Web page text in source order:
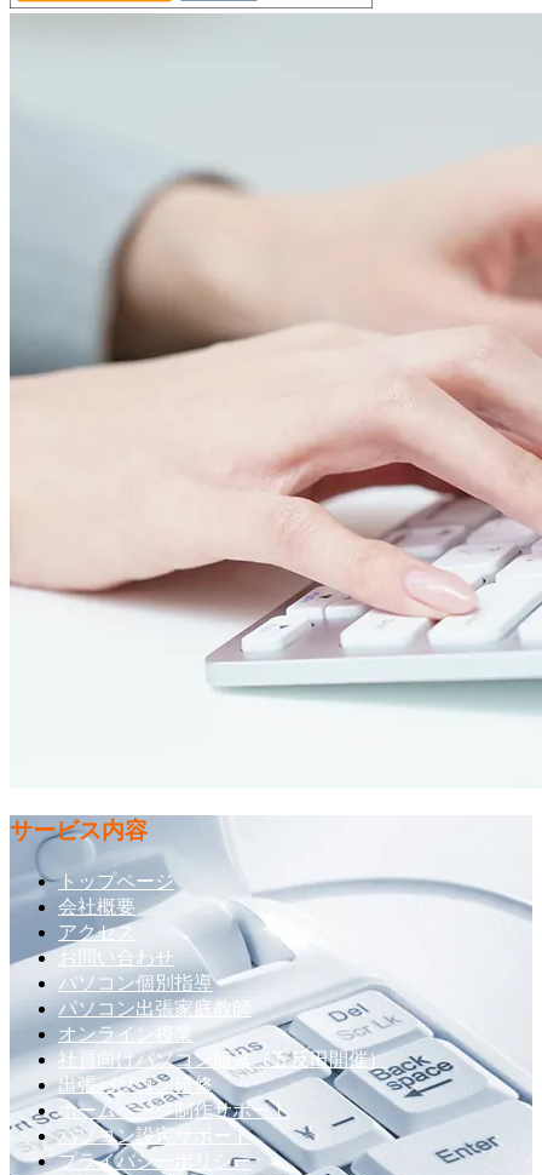
サービス内容
トップページ
会社概要
アクセス
お問い合わせ
パソコン個別指導
パソコン出張家庭教師
オンライン授業
社員向けパソコン研修（五反田開催）
出張パソコン研修
ホームページ制作サポート
パソコン設定サポート
プライバシーポリシー